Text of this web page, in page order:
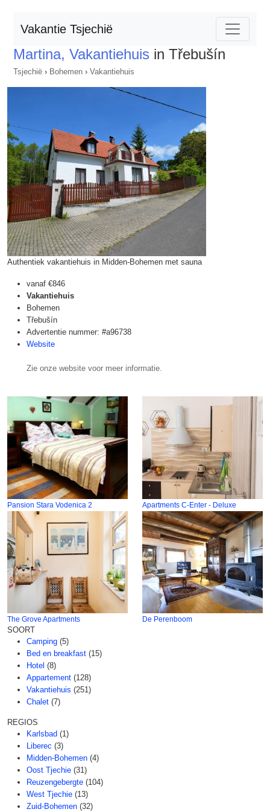
Vakantie Tsjechië
Martina, Vakantiehuis in Třebušín
Tsjechië › Bohemen › Vakantiehuis
Authentiek vakantiehuis in Midden-Bohemen met sauna
vanaf €846
Vakantiehuis
Bohemen
Třebušín
Advertentie nummer: #a96738
Website
Zie onze website voor meer informatie.
Pansion Stara Vodenica 2 Apartments C-Enter - Deluxe
The Grove Apartments De Perenboom
SOORT
Camping (5)
Bed en breakfast (15)
Hotel (8)
Appartement (128)
Vakantiehuis (251)
Chalet (7)
REGIOS
Karlsbad (1)
Liberec (3)
Midden-Bohemen (4)
Oost Tjechie (31)
Reuzengebergte (104)
West Tjechie (13)
Zuid-Bohemen (32)